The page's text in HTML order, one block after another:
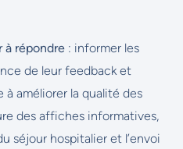
à répondre: informer les
de leur feedback et
améliorer la qualité des
des affiches informatives,
séjour hospitalier et l’envoi